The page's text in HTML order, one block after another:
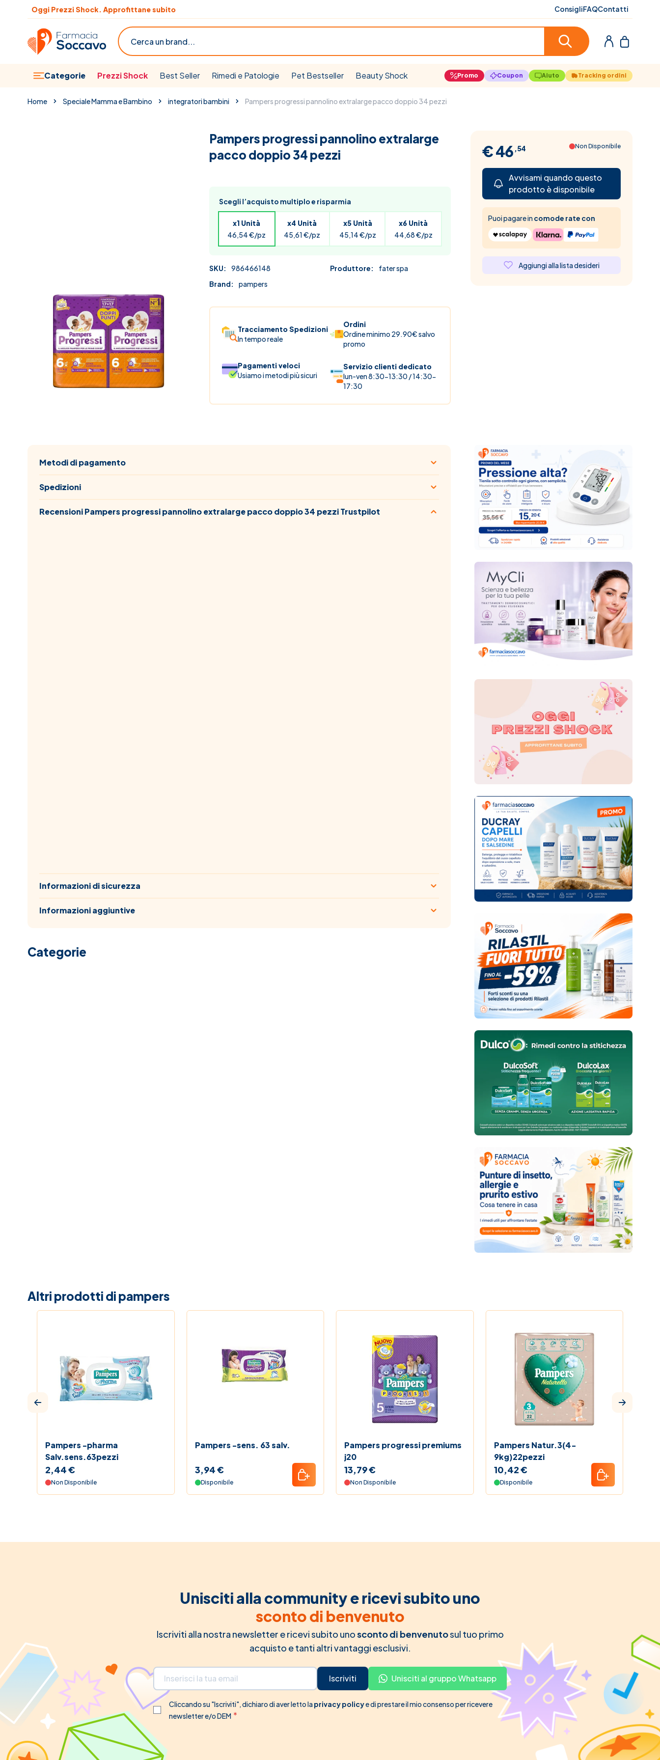
Salta al contenuto
Scopri le offerte del mese ConsigliFAQContatti
Categorie Prezzi Shock Best Seller Rimedi e Patologie Pet Bestseller Beauty Shock Promo Coupon Aiuto Tracking ordini
Cerca
Home Speciale Mamma e Bambino integratori bambini Pampers progressi pannolino extralarge pacco doppio 34 pezzi
Pampers progressi pannolino extralarge
pacco doppio 34 pezzi
Scegli l’acquisto multiplo e risparmia
x1 Unità
46,54 €/pz
x4 Unità
45,61 €/pz
x5 Unità
45,14 €/pz
x6 Unità
44,68 €/pz
SKU: 986466148 Produttore:
fater spa
Brand:
pampers
Tracciamento Spedizioni
In tempo reale
Ordini
Ordine minimo 29.90€ salvo
promo
Pagamenti veloci
Usiamo i metodi più sicuri
Servizio clienti dedicato
lun-ven 8:30-13:30 / 14:30-
17:30
€ 46 ,54 Non Disponibile
Avvisami quando questo
prodotto è disponibile
Puoi pagare incomode rate con
Aggiungi alla lista desideri
Metodi di pagamento
Spedizioni
Recensioni Pampers progressi pannolino extralarge pacco doppio 34 pezzi Trustpilot
Informazioni di sicurezza
Informazioni aggiuntive
Categorie
Altri prodotti di pampers
Pampers -pharma
Salv.sens.63pezzi
2,44 €
Non Disponibile
Pampers -sens. 63 salv.
3,94 €
Disponibile
Pampers progressi premiums
j20
13,79 €
Non Disponibile
Pampers Natur.3(4-
9kg)22pezzi
10,42 €
Disponibile
Unisciti alla community e ricevi subito uno
sconto di benvenuto
Iscriviti alla nostra newsletter e ricevi subito unosconto di benvenutosul tuo primo
acquisto e tanti altri vantaggi esclusivi.
Indirizzo email
Iscriviti Unisciti al gruppo Whatsapp
Cliccando su "Iscriviti", dichiaro di aver letto laprivacy policye di prestare il mio consenso per ricevere
newsletter e/o DEM